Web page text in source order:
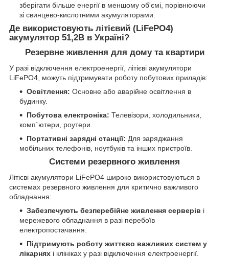
зберігати більше енергії в меншому об'ємі, порівнюючи
зі свинцево-кислотними акумуляторами.
Де використовують літієвий (LiFePO4)
акумулятор 51,2В в Україні?
Резервне живлення для дому та квартири
У разі відключення електроенергії, літієві акумулятори
LiFePO4, можуть підтримувати роботу побутових приладів:
Освітлення: Основне або аварійне освітлення в
будинку.
Побутова електроніка: Телевізори, холодильники,
комп`ютери, роутери.
Портативні зарядні станції: Для заряджання
мобільних телефонів, ноутбуків та інших пристроїв.
Системи резервного живлення
Літієві акумулятори LiFePO4 широко використовуються в
системах резервного живлення для критично важливого
обладнання:
Забезпечують безперебійне живлення серверів і
мережевого обладнання в разі перебоїв
електропостачання.
Підтримують роботу життєво важливих систем у
лікарнях і клініках у разі відключення електроенергії.